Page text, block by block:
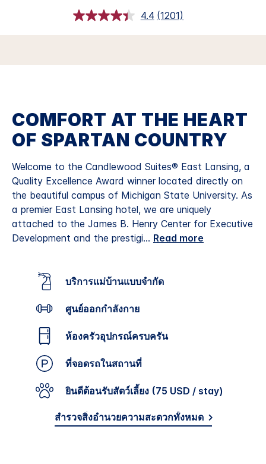
4.4 อ่าน
วิจารณ์.
เดียวกัน
(1201)
COMFORT AT THE HEART
OF SPARTAN COUNTRY
Welcome to the Candlewood Suites® East Lansing, a
Quality Excellence Award winner located directly on
the beautiful campus of Michigan State University. As
a premier East Lansing hotel, we are uniquely
attached to the James B. Henry Center for Executive
Development and the prestigi... Read more
บริการแม่บ้านแบบจำกัด
ศูนย์ออกกำลังกาย
ห้องครัวอุปกรณ์ครบครัน
ที่จอดรถในสถานที่
ยินดีต้อนรับสัตว์เลี้ยง (75 USD / stay)
สำรวจสิ่งอำนวยความสะดวกทั้งหมด